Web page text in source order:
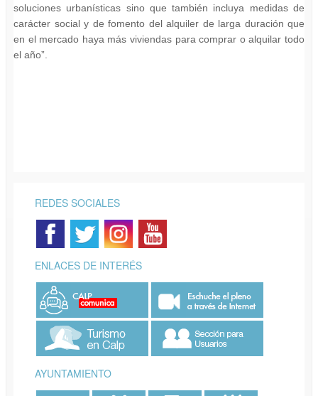
soluciones urbanísticas sino que también incluya medidas de
carácter social y de fomento del alquiler de larga duración que
en el mercado haya más viviendas para comprar o alquilar todo
el año”.
REDES SOCIALES
ENLACES DE INTERÉS
AYUNTAMIENTO